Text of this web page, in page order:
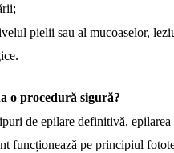
pielii sau al mucoaselor,
o procedură sigură?
de epilare definitivă,
funcționează pe principiul